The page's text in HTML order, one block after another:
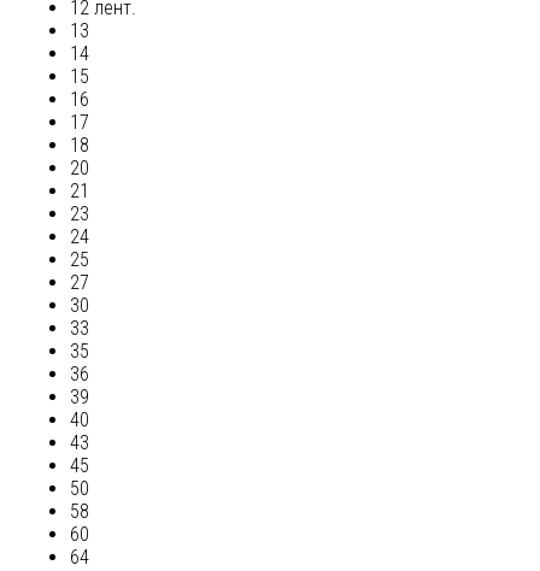
12 лент.
13
14
15
16
17
18
20
21
23
24
25
27
30
33
35
36
39
40
43
45
50
58
60
64